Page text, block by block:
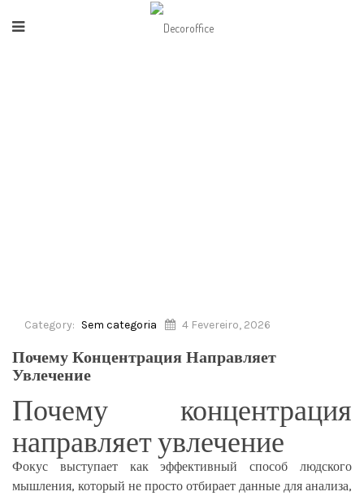
Category: Sem categoria 4 Fevereiro, 2026
Почему Концентрация Направляет
Увлечение
Почему концентрация
направляет увлечение
Фокус выступает как эффективный способ людского
мышления, который не просто отбирает данные для анализа,